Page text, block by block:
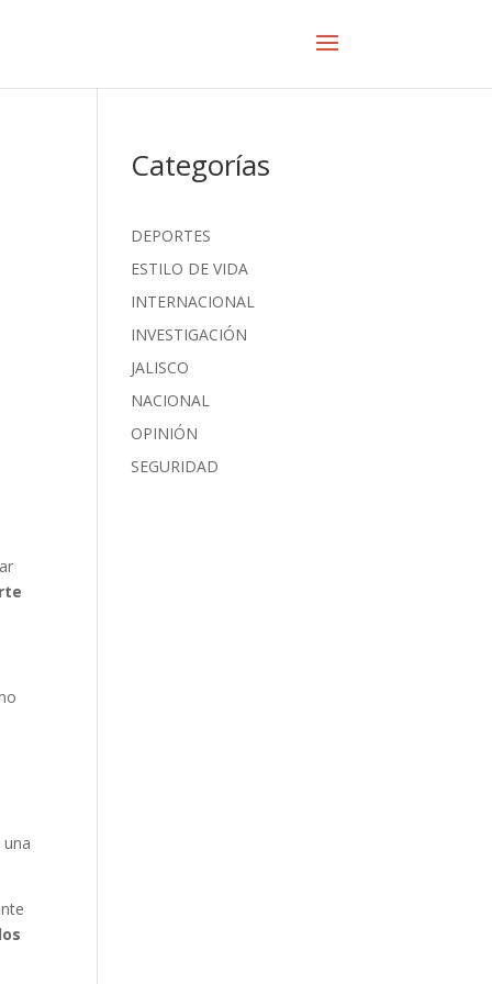
Categorías
DEPORTES
ESTILO DE VIDA
INTERNACIONAL
INVESTIGACIÓN
JALISCO
NACIONAL
OPINIÓN
SEGURIDAD